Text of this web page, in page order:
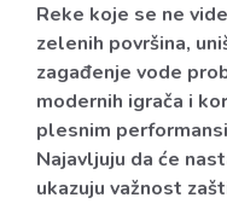
Reke koje se ne
zelenih površina,
zagađenje vode
modernih igrača i
plesnim
Najavljuju da će
ukazuju važnost